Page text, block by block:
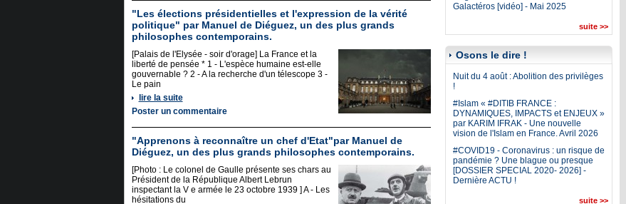
"Les élections présidentielles et l'expression de la vérité
politique" par Manuel de Diéguez, un des plus grands
philosophes contemporains.
[Palais de l'Elysée - soir d'orage] La France et la
liberté de pensée * 1 - L'espèce humaine est-elle
gouvernable ? 2 - A la recherche d'un télescope 3 -
Le pain
lire la suite
Poster un commentaire
"Apprenons à reconnaître un chef d'Etat"par Manuel de
Diéguez, un des plus grands philosophes contemporains.
[Photo : Le colonel de Gaulle présente ses chars au
Président de la République Albert Lebrun
inspectant la V e armée le 23 octobre 1939 ] A - Les
hésitations du
Galactéros [vidéo] - Mai 2025
suite >>
Osons le dire !
Nuit du 4 août : Abolition des privilèges
!
#Islam « #DITIB FRANCE :
DYNAMIQUES, IMPACTS et ENJEUX »
par KARIM IFRAK - Une nouvelle
vision de l'Islam en France. Avril 2026
#COVID19 - Coronavirus : un risque de
pandémie ? Une blague ou presque
[DOSSIER SPECIAL 2020- 2026] -
Dernière ACTU !
suite >>